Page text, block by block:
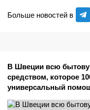
Больше новостей в
В Швеции всю
средством, которое
универсальный